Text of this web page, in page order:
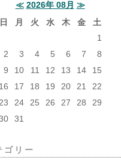
≪ 2026年 08月 ≫
日
月 火 水 木 金
土
1
2
3 4 5 6 7
8
9
10 11 12 13 14
15
16
17 18 19 20 21
22
24 25 26 27 28
29
31
ゴリー